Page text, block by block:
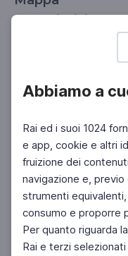
Abbiamo a
Rai ed i suoi 1024
e app, cookie e altri
fruizione dei
navigazione e,
strumenti
consumo e proporre
Per quanto riguarda
Rai e terzi
Le parole del
ITALIANO PER